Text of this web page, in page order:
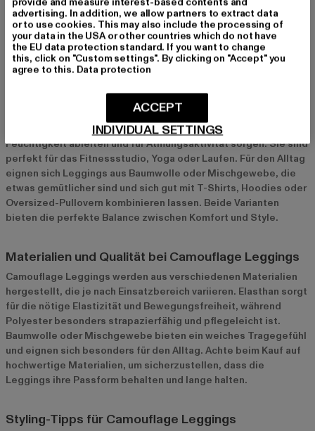
Silhouette formen und gleichzeitig einen hohen Tragekomfort
bieten. Low-Waist-Leggings sind ideal für diejenigen, die es
etwas lockerer mögen. Egal für welchen Schnitt du dich
entscheidest, Camouflage Leggings sind immer ein Hingucker.
Sportliche Leggings und Leggings für den Alltag
Sportliche Camouflage Leggings bestehen oft aus
funktionalen Materialien wie Polyester und Elasthan, die
Feuchtigkeit ableiten und für Atmungsaktivität sorgen. Sie sind
perfekt für das Fitnessstudio, Yoga oder Laufen. Für den Alltag
eignen sich Leggings aus Baumwolle oder Mischgewebe, die
etwas gemütlicher sind und sich gut mit T-Shirts, Hoodies oder
Oversized-Pullovern kombinieren lassen. Beide Varianten
bieten die perfekte Balance zwischen Komfort und Style.
Materialien und Qualität bei Camouflage Leggings
Camouflage Leggings werden aus verschiedenen Materialien
hergestellt, die je nach Einsatzbereich variieren. Elasthan sorgt
für die nötige Elastizität und Bewegungsfreiheit, während
Polyester besonders strapazierfähig und pflegeleicht ist.
Baumwolle oder Mischgewebe bieten ein weiches Tragegefühl
und eignen sich besonders für den Alltag. Achte beim Kauf auf
hochwertige Materialien, um sicherzustellen, dass die
Leggings ihre Passform behalten und lange halten.
Styling-Tipps für Camouflage Leggings
advertising. In addition, we allow partners to extract data
or to use cookies. This may also include the processing of
your data in the USA or other countries which do not have
the EU data protection standard. If you want to change
this, click on "Custom settings". By clicking on "Accept" you
agree to this. Data protection
INDIVIDUAL SETTINGS
ACCEPT